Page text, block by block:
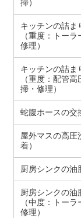
掃）
キッチンの詰ま
（重度：トーラ
修理）
キッチンの詰ま
（重度：配管
掃・修理）
蛇腹ホースの交
屋外マスの高圧
着）
厨房シンクの油
厨房シンクの油
（中度：トーラ
修理）